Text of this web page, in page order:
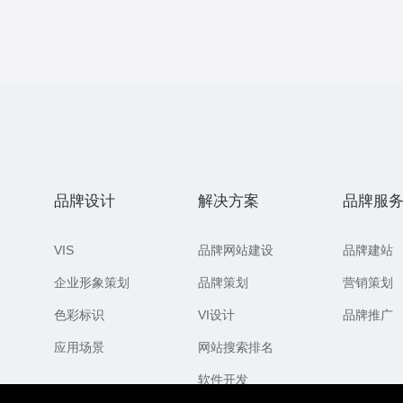
品牌设计
VIS
企业形象策划
色彩标识
应用场景
解决方案
品牌网站建设
品牌策划
VI设计
网站搜索排名
软件开发
品牌服务
品牌建站
营销策划
品牌推广